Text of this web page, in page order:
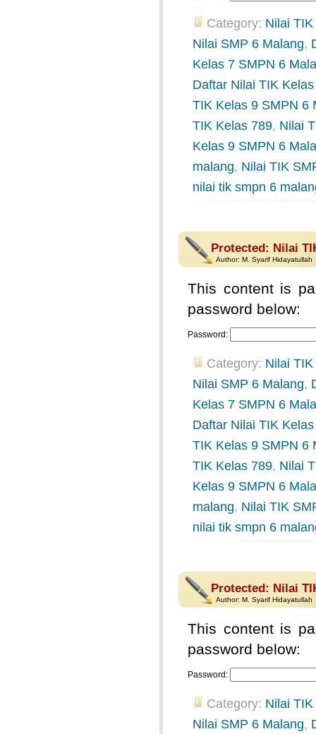
Category: Nilai
Nilai SMP 6 Malang,
Kelas 7 SMPN 6
Daftar Nilai TIK
TIK Kelas 9 SMPN 6
TIK Kelas 789, Nilai
Kelas 9 SMPN 6
malang, Nilai TIK
nilai tik smpn 6
Protected: Nilai
Author: M. Syarif Hidayatullah
This content is
password below:
Password:
Category: Nilai
Nilai SMP 6 Malang,
Kelas 7 SMPN 6
Daftar Nilai TIK
TIK Kelas 9 SMPN 6
TIK Kelas 789, Nilai
Kelas 9 SMPN 6
malang, Nilai TIK
nilai tik smpn 6
Protected: Nilai
Author: M. Syarif Hidayatullah
This content is
password below:
Password:
Category: Nilai
Nilai SMP 6 Malang,